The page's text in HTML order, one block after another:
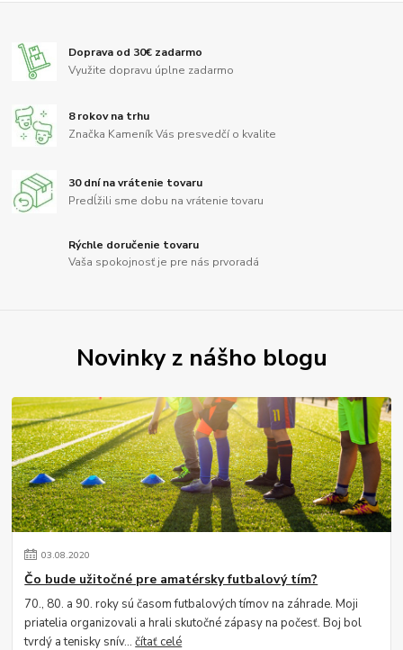
Doprava od 30€ zadarmo
Využite dopravu úplne zadarmo
8 rokov na trhu
Značka Kameník Vás presvedčí o kvalite
30 dní na vrátenie tovaru
Predĺžili sme dobu na vrátenie tovaru
Rýchle doručenie tovaru
Vaša spokojnosť je pre nás prvoradá
Novinky z nášho blogu
03.08.2020
Čo bude užitočné pre amatérsky futbalový tím?
70., 80. a 90. roky sú časom futbalových tímov na záhrade. Moji
priatelia organizovali a hrali skutočné zápasy na počesť. Boj bol
tvrdý a tenisky snív...čítať celé